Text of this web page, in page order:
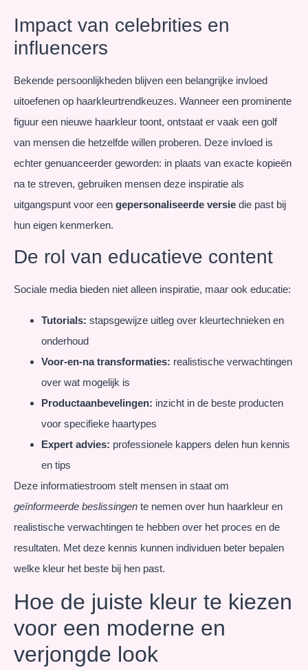
Impact van celebrities en
influencers
Bekende persoonlijkheden blijven een belangrijke invloed
uitoefenen op haarkleurtrendkeuzes. Wanneer een prominente
figuur een nieuwe haarkleur toont, ontstaat er vaak een golf
van mensen die hetzelfde willen proberen. Deze invloed is
echter genuanceerder geworden: in plaats van exacte kopieën
na te streven, gebruiken mensen deze inspiratie als
uitgangspunt voor een gepersonaliseerde versie die past bij
hun eigen kenmerken.
De rol van educatieve content
Sociale media bieden niet alleen inspiratie, maar ook educatie:
Tutorials: stapsgewijze uitleg over kleurtechnieken en
onderhoud
Voor-en-na transformaties: realistische verwachtingen
over wat mogelijk is
Productaanbevelingen: inzicht in de beste producten
voor specifieke haartypes
Expert advies: professionele kappers delen hun kennis
en tips
Deze informatiestroom stelt mensen in staat om
geïnformeerde beslissingen te nemen over hun haarkleur en
realistische verwachtingen te hebben over het proces en de
resultaten. Met deze kennis kunnen individuen beter bepalen
welke kleur het beste bij hen past.
Hoe de juiste kleur te kiezen
voor een moderne en
verjongde look